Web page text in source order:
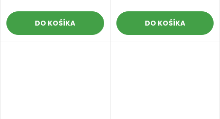
DO KOŠÍKA DO KOŠÍKA